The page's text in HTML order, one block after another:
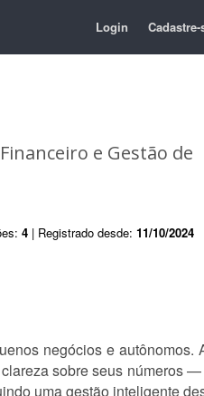
Login Cadastre-
e Gestão de
4 | Registrado desde: 11/10/2024
negócios e autônomos.
sobre seus números
uma gestão inteligente